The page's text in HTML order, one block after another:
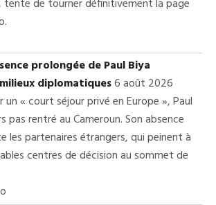
tente de tourner définitivement la page
prolongée de Paul Biya
diplomatiques6 août 2026
un « court séjour privé en Europe », Paul
pas rentré au Cameroun. Son absence
les partenaires étrangers, qui peinent à
centres de décision au sommet de